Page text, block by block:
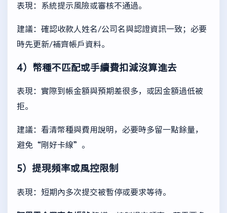
表現：系統提示風險或審核不通過。
建議：確認收款人姓名/公司名與認證資訊一致；必要
時先更新/補齊帳戶資料。
4）幣種不匹配或手續費扣減沒算進去
表現：實際到帳金額與預期差很多，或因金額過低被
拒。
建議：看清幣種與費用說明，必要時多留一點餘量，
避免“剛好卡線”。
5）提現頻率或風控限制
表現：短期內多次提交被暫停或要求等待。